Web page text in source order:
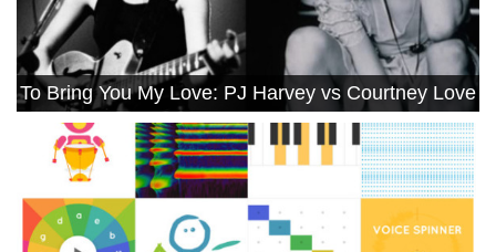
To Bring You My Love: PJ Harvey vs Courtney Love